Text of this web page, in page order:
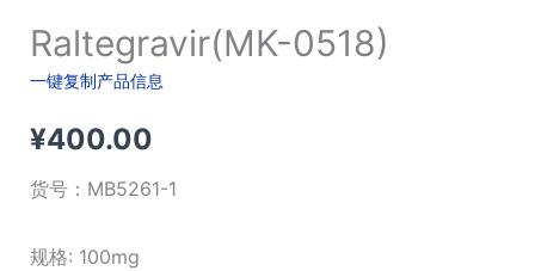
Raltegravir(MK-0518)
一键复制产品信息
¥400.00
货号： MB5261-1
规格: 100mg